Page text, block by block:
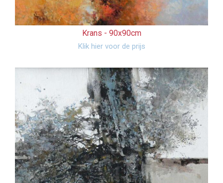
Krans - 90x90cm
Klik hier voor de prijs